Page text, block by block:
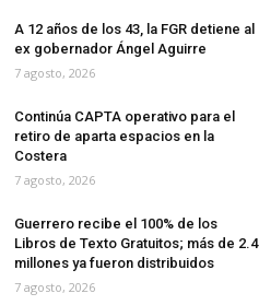
A 12 años de los 43, la FGR detiene al
ex gobernador Ángel Aguirre
7 agosto, 2026
Continúa CAPTA operativo para el
retiro de aparta espacios en la
Costera
7 agosto, 2026
Guerrero recibe el 100% de los
Libros de Texto Gratuitos; más de 2.4
millones ya fueron distribuidos
7 agosto, 2026